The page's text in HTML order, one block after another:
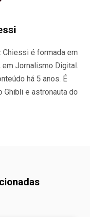
é formada em
Jornalismo Digital.
há 5 anos. É
e astronauta do